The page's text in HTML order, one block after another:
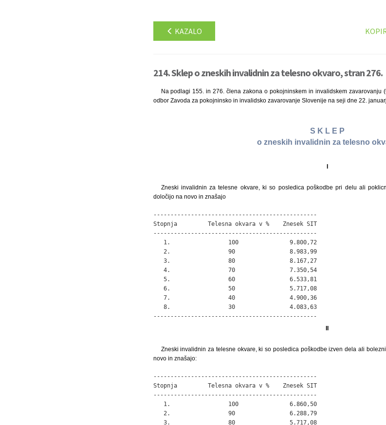
KAZALO
214. Sklep o zneskih invalidnin za telesno okvaro, stran 276.
Na podlagi 155. in 276. člena zakona o pokojninskem in invalidskem zavarovanju
odbor Zavoda za pokojninsko in invalidsko zavarovanje Slovenije na seji dne 22.
S K L E P
o zneskih invalidnin za telesno
I
Zneski invalidnin za telesne okvare, ki so posledica poškodbe pri delu ali
določijo na novo in znašajo
------------------------------------------------
Stopnja         Telesna okvara v %    Znesek SIT
------------------------------------------------
   1.                 100               9.800,72
   2.                 90                8.983,99
   3.                 80                8.167,27
   4.                 70                7.350,54
   5.                 60                6.533,81
   6.                 50                5.717,08
   7.                 40                4.900,36
   8.                 30                4.083,63
------------------------------------------------
II
Zneski invalidnin za telesne okvare, ki so posledica poškodbe izven dela ali
novo in znašajo:
------------------------------------------------
Stopnja         Telesna okvara v %    Znesek SIT
------------------------------------------------
   1.                 100               6.860,50
   2.                 90                6.288,79
   3.                 80                5.717,08